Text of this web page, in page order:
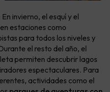
invierno, el esquí y el
estaciones como
para todos los niveles y
el resto del año, el
permiten descubrir lagos
espectaculares. Para
actividades como el